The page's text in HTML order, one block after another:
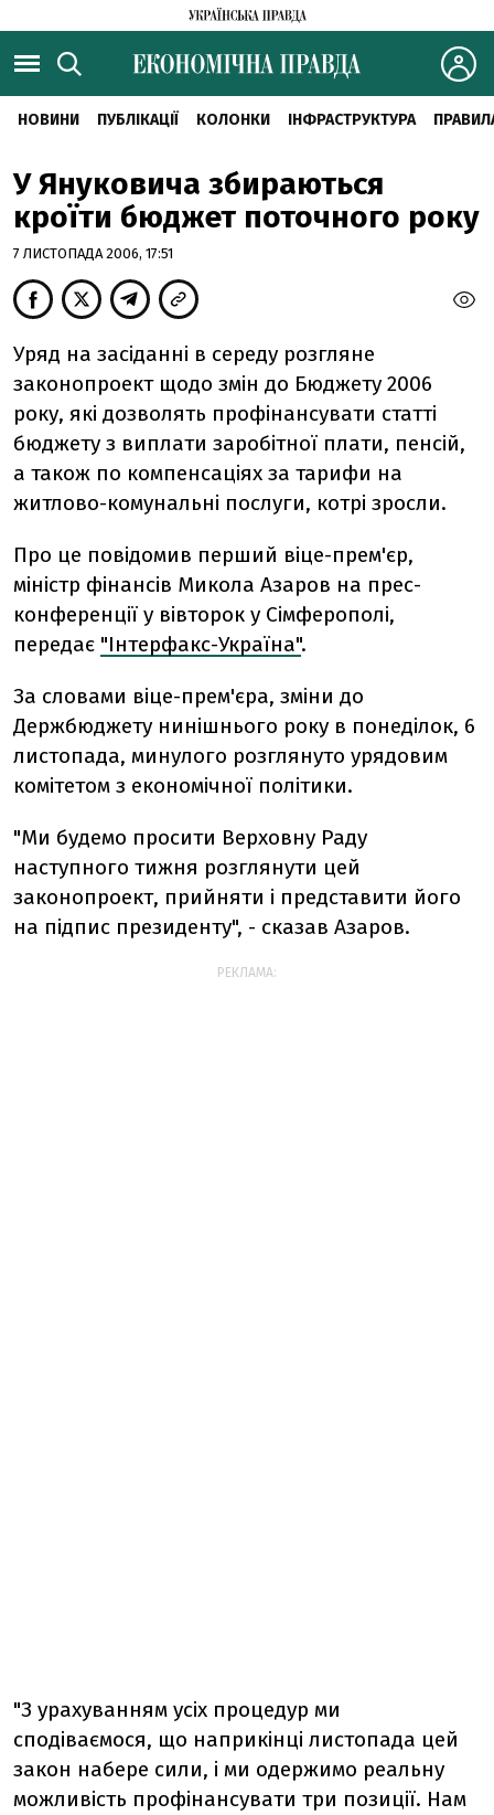
НОВИНИ ПУБЛІКАЦІЇ КОЛОНКИ ІНФРАСТРУКТУРА
У Януковича збираються
кроїти бюджет поточного року
7 ЛИСТОПАДА 2006, 17:51
Уряд на засіданні в середу розгляне
законопроект щодо змін до Бюджету 2006
року, які дозволять профінансувати статті
бюджету з виплати заробітної плати, пенсій,
а також по компенсаціях за тарифи на
житлово-комунальні послуги, котрі зросли.
Про це повідомив перший віце-прем'єр,
міністр фінансів Микола Азаров на прес-
конференції у вівторок у Сімферополі,
передає "Інтерфакс-Україна".
За словами віце-прем'єра, зміни до
Держбюджету нинішнього року в понеділок, 6
листопада, минулого розглянуто урядовим
комітетом з економічної політики.
"Ми будемо просити Верховну Раду
наступного тижня розглянути цей
законопроект, прийняти і представити його
на підпис президенту", - сказав Азаров.
РЕКЛАМА:
"З урахуванням усіх процедур ми
сподіваємося, що наприкінці листопада цей
закон набере сили, і ми одержимо реальну
можливість профінансувати три позиції. Нам